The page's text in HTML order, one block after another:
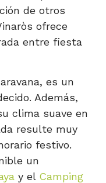
de otros
ofrece
entre fiesta
es un
Además,
clima suave en
resulte muy
festivo.
un
y el Camping